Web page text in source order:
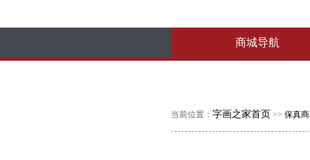
商城导航
当前位置： 字画之家首页 >> 保真